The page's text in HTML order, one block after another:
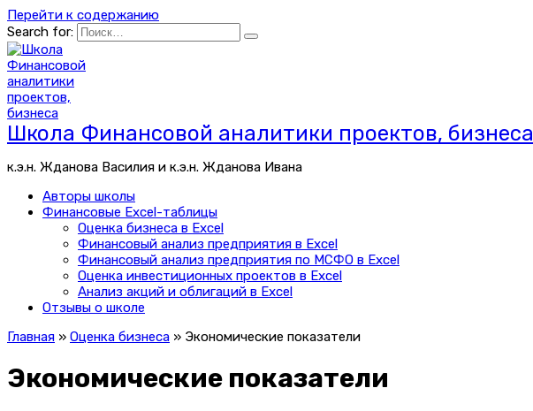
Перейти к содержанию
Search for:
Школа Финансовой аналитики проектов, бизнеса
к.э.н. Жданова Василия и к.э.н. Жданова Ивана
Авторы школы
Финансовые Excel-таблицы
Оценка бизнеса в Excel
Финансовый анализ предприятия в Excel
Финансовый анализ предприятия по МСФО в Excel
Оценка инвестиционных проектов в Excel
Анализ акций и облигаций в Excel
Отзывы о школе
Главная » Оценка бизнеса » Экономические показатели
Экономические показатели